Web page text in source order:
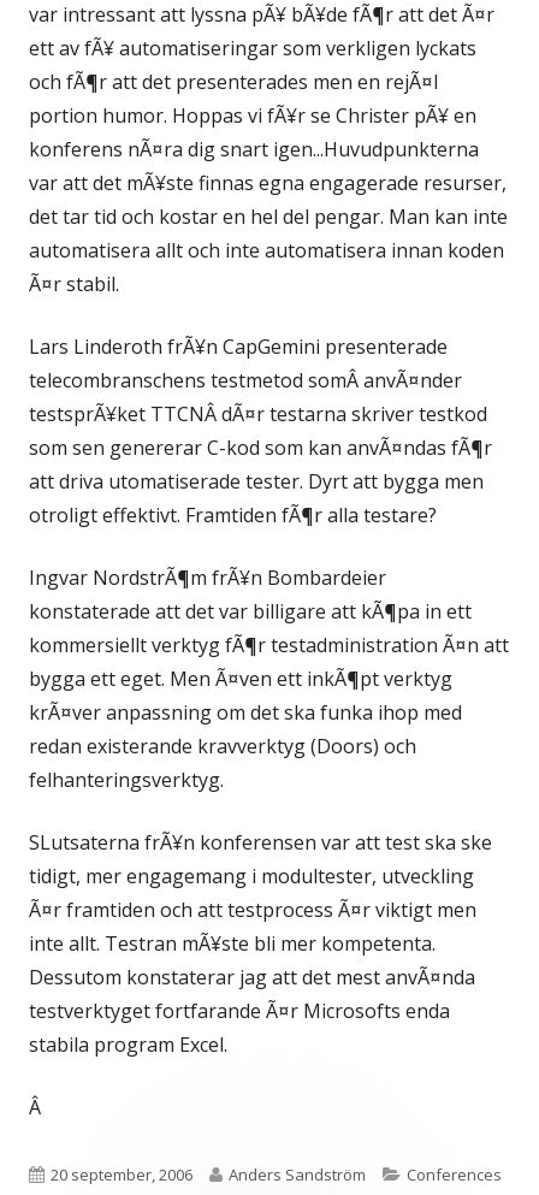
var intressant att lyssna pÃ¥ bÃ¥de fÃ¶r att det Ã¤r
ett av fÃ¥ automatiseringar som verkligen lyckats
och fÃ¶r att det presenterades men en rejÃ¤l
portion humor. Hoppas vi fÃ¥r se Christer pÃ¥ en
konferens nÃ¤ra dig snart igen...Huvudpunkterna
var att det mÃ¥ste finnas egna engagerade resurser,
det tar tid och kostar en hel del pengar. Man kan inte
automatisera allt och inte automatisera innan koden
Ã¤r stabil.
Lars Linderoth frÃ¥n CapGemini presenterade
telecombranschens testmetod somÂ anvÃ¤nder
testsprÃ¥ket TTCNÂ dÃ¤r testarna skriver testkod
som sen genererar C-kod som kan anvÃ¤ndas fÃ¶r
att driva utomatiserade tester. Dyrt att bygga men
otroligt effektivt. Framtiden fÃ¶r alla testare?
Ingvar NordstrÃ¶m frÃ¥n Bombardeier
konstaterade att det var billigare att kÃ¶pa in ett
kommersiellt verktyg fÃ¶r testadministration Ã¤n att
bygga ett eget. Men Ã¤ven ett inkÃ¶pt verktyg
krÃ¤ver anpassning om det ska funka ihop med
redan existerande kravverktyg (Doors) och
felhanteringsverktyg.
SLutsaterna frÃ¥n konferensen var att test ska ske
tidigt, mer engagemang i modultester, utveckling
Ã¤r framtiden och att testprocess Ã¤r viktigt men
inte allt. Testran mÃ¥ste bli mer kompetenta.
Dessutom konstaterar jag att det mest anvÃ¤nda
testverktyget fortfarande Ã¤r Microsofts enda
stabila program Excel.
Â
Publicerat
20 september, 2006 Författare
Anders Sandström Kategorier
Conferences